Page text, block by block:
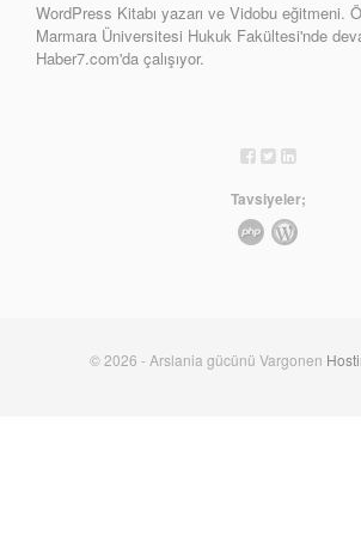
WordPress Kitabı yazarı ve Vidobu eğitmeni.
Marmara Üniversitesi Hukuk Fakültesi'nde
Haber7.com'da çalışıyor.
Tavsiyeler;
© 2026 - Arslania gücünü Vargonen